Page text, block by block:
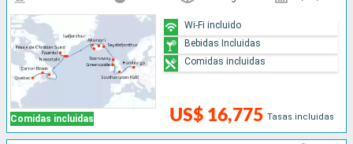
Comidas incluidas US$ 16,775 Tasas incluidas
Wi-Fi incluido
Bebidas Incluidas
Comidas incluidas